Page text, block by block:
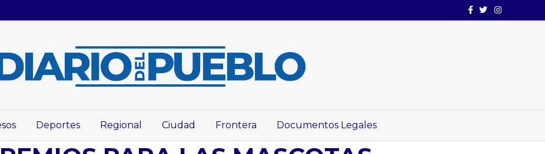
Facebook
TwitterInstagram
Deportes Regional Ciudad Frontera Documentos Legales